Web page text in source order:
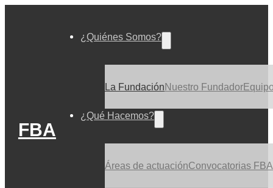
FBA
¿Quiénes Somos?
La FundaciónNuestro Fundador
¿Qué Hacemos?
Áreas de actuaciónConvocatorias FBA